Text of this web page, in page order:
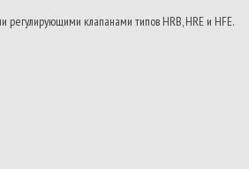
клапанами типов HRB, HRE и HFE.